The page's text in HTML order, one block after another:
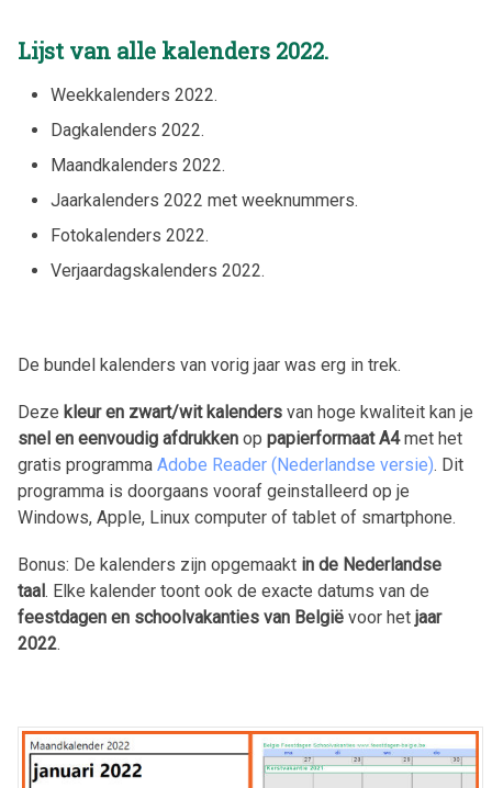
Lijst van alle kalenders 2022.
Weekkalenders 2022.
Dagkalenders 2022.
Maandkalenders 2022.
Jaarkalenders 2022 met weeknummers.
Fotokalenders 2022.
Verjaardagskalenders 2022.
De bundel kalenders van vorig jaar was erg in trek.
Deze kleur en zwart/wit kalenders van hoge kwaliteit kan je
snel en eenvoudig afdrukken op papierformaat A4met het
gratis programma Adobe Reader (Nederlandse versie). Dit
programma is doorgaans vooraf geinstalleerd op je
Windows, Apple, Linux computer of tablet of smartphone.
Bonus: De kalenders zijn opgemaakt in de Nederlandse
taal . Elke kalender toont ook de exacte datums van de
feestdagen en schoolvakanties van België voor het jaar
2022.